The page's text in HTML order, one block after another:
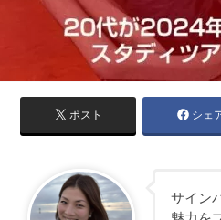
ポスト シェ
サイン